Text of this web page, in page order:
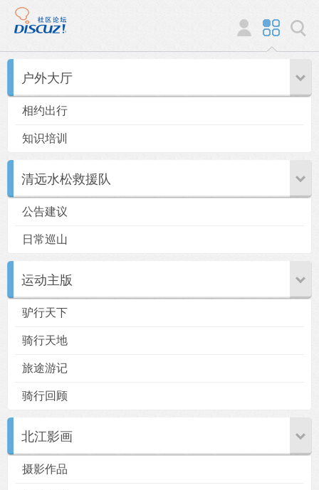
户外大厅
相约出行
知识培训
清远水松救援队
公告建议
日常巡山
运动主版
驴行天下
骑行天地
旅途游记
骑行回顾
北江影画
摄影作品